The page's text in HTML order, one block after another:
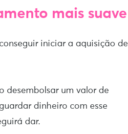
mais suave
iniciar a aquisição de
desembolsar um valor de
dinheiro com esse
dar.